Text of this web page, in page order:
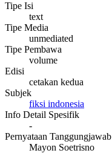
Tipe Isi
text
Tipe Media
unmediated
Tipe Pembawa
volume
Edisi
cetakan kedua
Subjek
fiksi indonesia
Info Detail Spesifik
-
Pernyataan Tanggungjawab
Mayon Soetrisno